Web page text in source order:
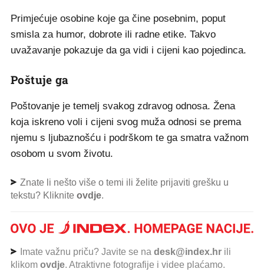
Primjećuje osobine koje ga čine posebnim, poput
smisla za humor, dobrote ili radne etike. Takvo
uvažavanje pokazuje da ga vidi i cijeni kao pojedinca.
Poštuje ga
Poštovanje je temelj svakog zdravog odnosa. Žena
koja iskreno voli i cijeni svog muža odnosi se prema
njemu s ljubaznošću i podrškom te ga smatra važnom
osobom u svom životu.
Znate li nešto više o temi ili želite prijaviti grešku u
tekstu? Kliknite ovdje.
Imate važnu priču? Javite se na desk@index.hr ili
klikom ovdje. Atraktivne fotografije i videe plaćamo.